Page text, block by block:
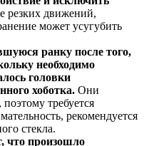
резких движений,
может усугубить
ранку после того,
необходимо
головки
хоботка. Они
требуется
рекомендуется
стекла.
что произошло